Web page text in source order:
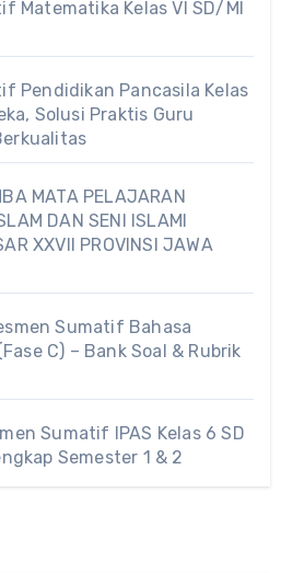
Matematika Kelas VI SD/MI
Pendidikan Pancasila Kelas
Solusi Praktis Guru
MATA PELAJARAN
DAN SENI ISLAMI
XXVII PROVINSI JAWA
Sumatif Bahasa
C) – Bank Soal & Rubrik
Sumatif IPAS Kelas 6 SD
Semester 1 & 2